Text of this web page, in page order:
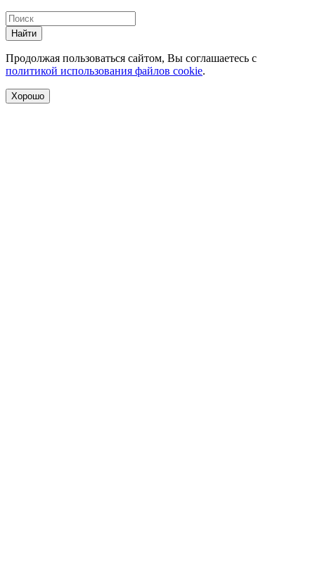
Найти
Продолжая пользоваться сайтом, Вы соглашаетесь с
политикой использования файлов cookie.
Хорошо